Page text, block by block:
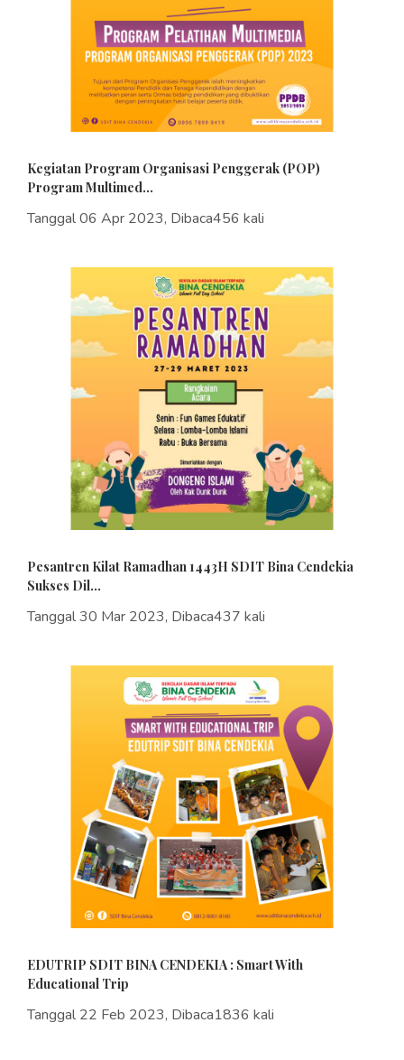
Kegiatan Program Organisasi Penggerak (POP)
Program Multimed...
Tanggal 06 Apr 2023, Dibaca456 kali
Pesantren Kilat Ramadhan 1443H SDIT Bina Cendekia
Sukses Dil...
Tanggal 30 Mar 2023, Dibaca437 kali
EDUTRIP SDIT BINA CENDEKIA : Smart With
Educational Trip
Tanggal 22 Feb 2023, Dibaca1836 kali